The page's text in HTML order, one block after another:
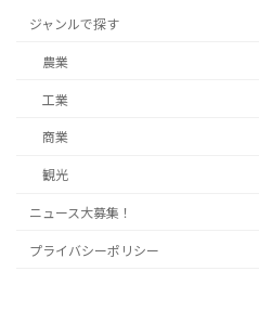
ジャンルで探す
農業
工業
商業
観光
ニュース大募集！
プライバシーポリシー